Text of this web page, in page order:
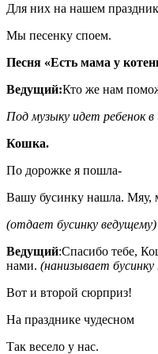
Для них на нашем
Мы песенку споем.
Песня «Есть мама у
Ведущий:Кто же нам
Под музыку идет ребенок
Кошка.
По дорожке я пошла-
Вашу бусинку нашла. Мяу,
(отдает бусинку ведущему)
Ведущий:Спасибо тебе,
нами. (нанизывает
Вот и второй сюрприз!
На празднике чудесном
Так весело у нас.